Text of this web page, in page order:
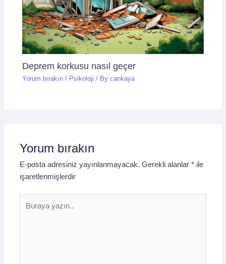
Deprem korkusu nasıl geçer
Yorum bırakın / Psikoloji / Bycankaya
Yorum bırakın
E-posta adresiniz yayınlanmayacak. Gerekli alanlar* ile
işaretlenmişlerdir
yazın..